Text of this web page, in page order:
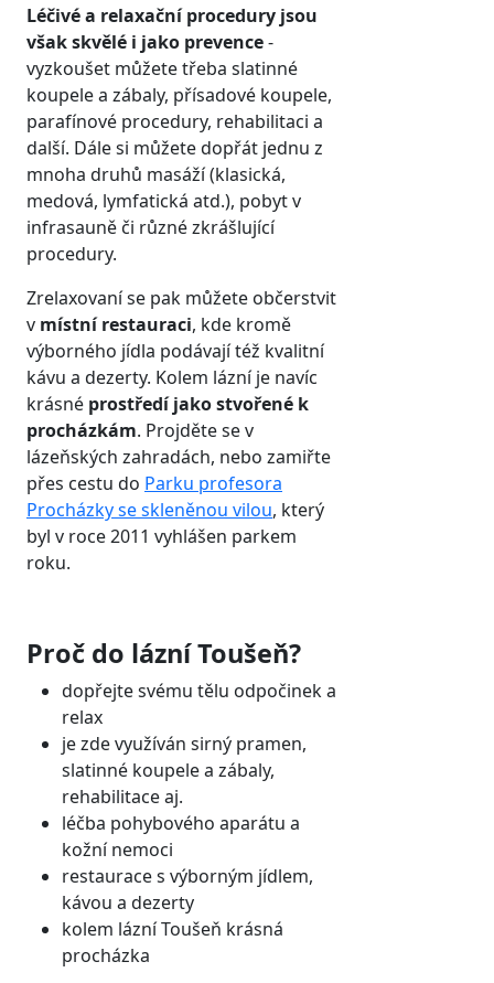
Léčivé a relaxační procedury jsou
však skvělé i jako prevence-
vyzkoušet můžete třeba slatinné
koupele a zábaly, přísadové koupele,
parafínové procedury, rehabilitaci a
další. Dále si můžete dopřát jednu z
mnoha druhů masáží (klasická,
medová, lymfatická atd.), pobyt v
infrasauně či různé zkrášlující
procedury.
Zrelaxovaní se pak můžete občerstvit
v místní restauraci, kde kromě
výborného jídla podávají též kvalitní
kávu a dezerty. Kolem lázní je navíc
krásné prostředí jako stvořené k
procházkám. Projděte se v
lázeňských zahradách, nebo zamiřte
přes cestu do Parku profesora
Procházky se skleněnou vilou, který
byl v roce 2011 vyhlášen parkem
roku.
Proč do lázní Toušeň?
dopřejte svému tělu odpočinek a
relax
je zde využíván sirný pramen,
slatinné koupele a zábaly,
rehabilitace aj.
léčba pohybového aparátu a
kožní nemoci
restaurace s výborným jídlem,
kávou a dezerty
kolem lázní Toušeň krásná
procházka